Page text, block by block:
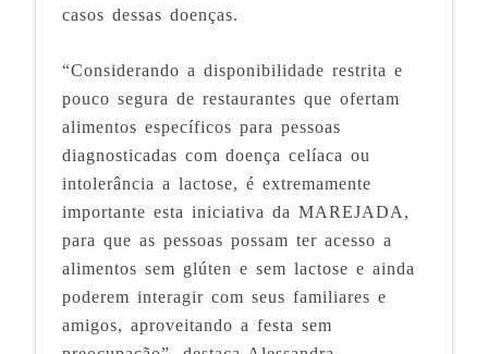
casos dessas doenças.
“Considerando a disponibilidade restrita e
pouco segura de restaurantes que ofertam
alimentos específicos para pessoas
diagnosticadas com doença celíaca ou
intolerância a lactose, é extremamente
importante esta iniciativa da MAREJADA,
para que as pessoas possam ter acesso a
alimentos sem glúten e sem lactose e ainda
poderem interagir com seus familiares e
amigos, aproveitando a festa sem